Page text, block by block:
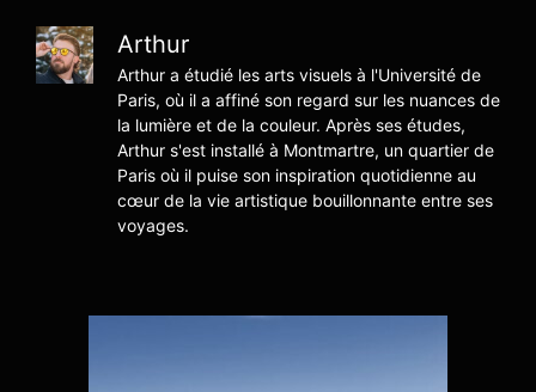
Arthur
Arthur a étudié les arts visuels à l'Université de
Paris, où il a affiné son regard sur les nuances de
la lumière et de la couleur. Après ses études,
Arthur s'est installé à Montmartre, un quartier de
Paris où il puise son inspiration quotidienne au
cœur de la vie artistique bouillonnante entre ses
voyages.